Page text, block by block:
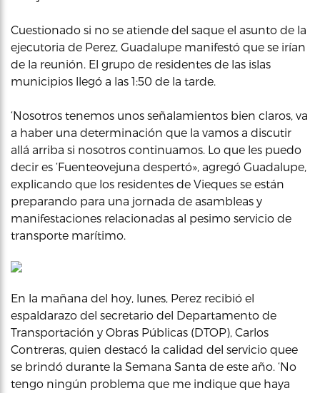
Cuestionado si no se atiende del saque el asunto de la
ejecutoria de Perez, Guadalupe manifestó que se irían
de la reunión. El grupo de residentes de las islas
municipios llegó a las 1:50 de la tarde.
‘Nosotros tenemos unos señalamientos bien claros, va
a haber una determinación que la vamos a discutir
allá arriba si nosotros continuamos. Lo que les puedo
decir es ‘Fuenteovejuna despertó», agregó Guadalupe,
explicando que los residentes de Vieques se están
preparando para una jornada de asambleas y
manifestaciones relacionadas al pesimo servicio de
transporte marítimo.
En la mañana del hoy, lunes, Perez recibió el
espaldarazo del secretario del Departamento de
Transportación y Obras Públicas (DTOP), Carlos
Contreras, quien destacó la calidad del servicio quee
se brindó durante la Semana Santa de este año. ‘No
tengo ningún problema que me indique que haya